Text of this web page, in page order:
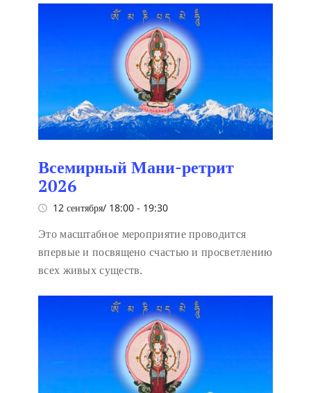
Всемирный Мани-ретрит
2026
12 сентября/ 18:00 - 19:30
Это масштабное мероприятие проводится
впервые и посвящено счастью и просветлению
всех живых существ.